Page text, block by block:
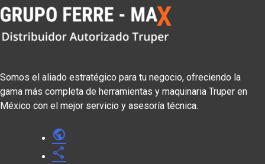
Somos el aliado estratégico para tu negocio, ofreciendo la
gama más completa de herramientas y maquinaria Truper en
México con el mejor servicio y asesoría técnica.
public
share